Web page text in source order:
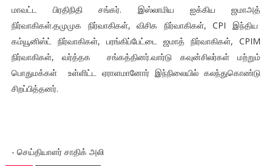
மாவட்ட பிரதிநிதி சங்கர். இஸ்லாமிய ஐக்கிய ஜமாஅத்
நிர்வாகிகள்.தமுமுக நிர்வாகிகள், விசிக நிர்வாகிகள், CPI இந்திய
கம்யூனிஸ்ட் நிர்வாகிகள், பரங்கிப்பேட்டை ஜமாத் நிர்வாகிகள், CPIM
நிர்வாகிகள், வர்த்தக சங்கத்தினர்.வார்டு கவுன்சிலர்கள் மற்றும்
பொதுமக்கள் உள்ளிட்ட ஏராளமானோர் இந்நிலையில் கலந்துகொண்டு
சிறப்பித்தனர்.
- செய்தியாளர் சாதிக் அலி